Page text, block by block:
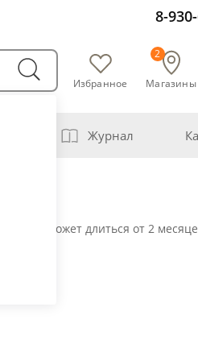
8-
Избранное Магазины
2
Журнал
может длиться от 2